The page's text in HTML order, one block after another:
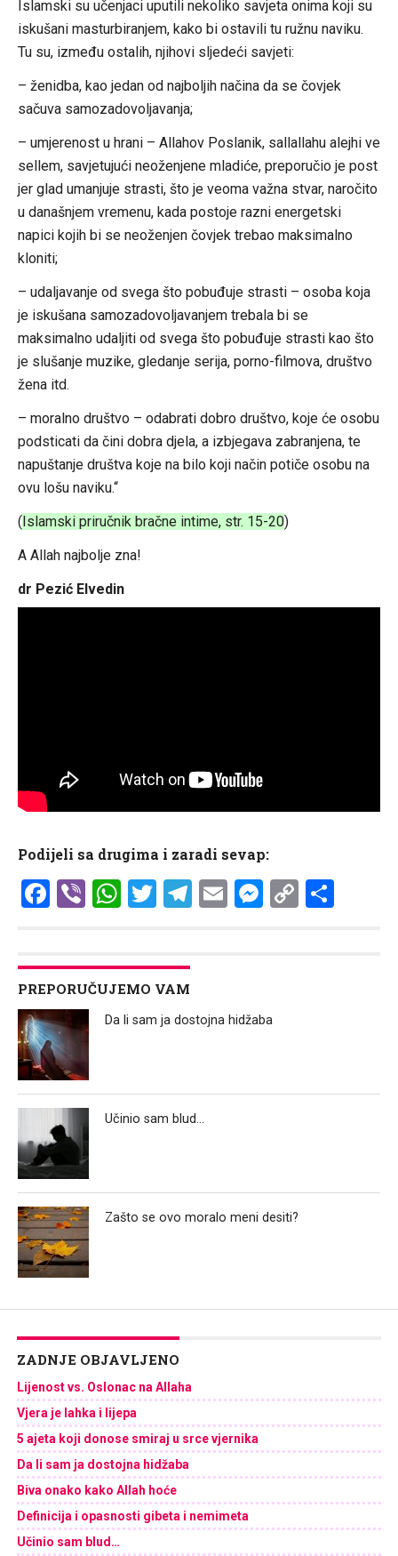
Islamski su učenjaci uputili nekoliko savjeta onima koji su
iskušani masturbiranjem, kako bi ostavili tu ružnu naviku.
Tu su, između ostalih, njihovi sljedeći savjeti:
– ženidba, kao jedan od najboljih načina da se čovjek
sačuva samozadovoljavanja;
– umjerenost u hrani – Allahov Poslanik, sallallahu alejhi ve
sellem, savjetujući neoženjene mladiće, preporučio je post
jer glad umanjuje strasti, što je veoma važna stvar, naročito
u današnjem vremenu, kada postoje razni energetski
napici kojih bi se neoženjen čovjek trebao maksimalno
kloniti;
– udaljavanje od svega što pobuđuje strasti – osoba koja
je iskušana samozadovoljavanjem trebala bi se
maksimalno udaljiti od svega što pobuđuje strasti kao što
je slušanje muzike, gledanje serija, porno-filmova, društvo
žena itd.
– moralno društvo – odabrati dobro društvo, koje će osobu
podsticati da čini dobra djela, a izbjegava zabranjena, te
napuštanje društva koje na bilo koji način potiče osobu na
ovu lošu naviku.“
( Islamski priručnik bračne intime, str. 15-20)
A Allah najbolje zna!
dr Pezić Elvedin
Podijeli sa drugima i zaradi sevap:
Facebook
ViberWhatsApp
Twitter
Telegram
EmailCopy
PREPORUČUJEMO VAM
Da li sam ja dostojna hidžaba
Učinio sam blud…
Zašto se ovo moralo meni desiti?
ZADNJE OBJAVLJENO
Lijenost vs. Oslonac na Allaha
Vjera je lahka i lijepa
5 ajeta koji donose smiraj u srce vjernika
Da li sam ja dostojna hidžaba
Biva onako kako Allah hoće
Definicija i opasnosti gibeta i nemimeta
Učinio sam blud…